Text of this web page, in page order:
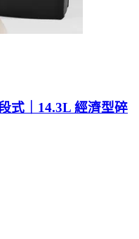
式｜14.3L 經濟型碎